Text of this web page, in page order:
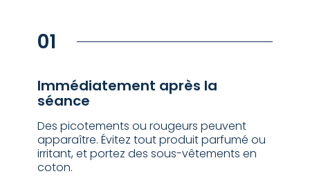
01
Immédiatement après la
séance
Des picotements ou rougeurs peuvent
apparaître. Évitez tout produit parfumé ou
irritant, et portez des sous-vêtements en
coton.